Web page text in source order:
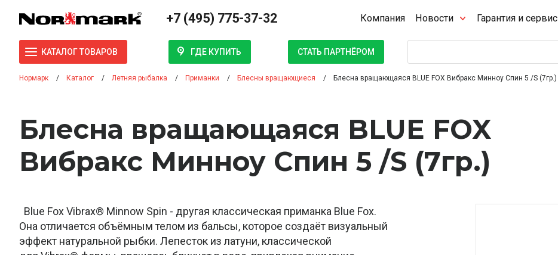
+7 (495) 775-37-32 Компания Новости Гарантия и сервис
КАТАЛОГ ТОВАРОВ ГДЕ КУПИТЬ СТАТЬ ПАРТНЁРОМ
Нормарк Каталог Летняя рыбалка Приманки Блесны вращающиеся Блесна вращающаяся BLUE FOX Вибракс Минноу Спин 5 /S (7гр.)
Блесна вращающаяся BLUE FOX
Вибракс Минноу Спин 5 /S (7гр.)
Blue Fox Vibrax® Minnow Spin - другая классическая приманка Blue Fox.
Она отличается объёмным телом из бальсы, которое создаёт визуальный
эффект натуральной рыбки. Лепесток из латуни, классической